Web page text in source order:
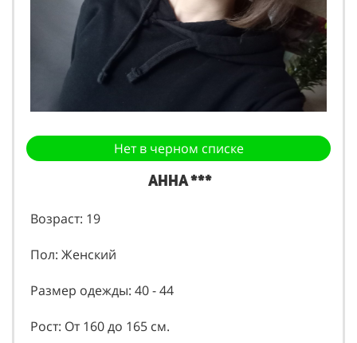
Нет в черном списке
Анна ***
Возраст: 19
Пол: Женский
Размер одежды: 40 - 44
Рост: От 160 до 165 см.